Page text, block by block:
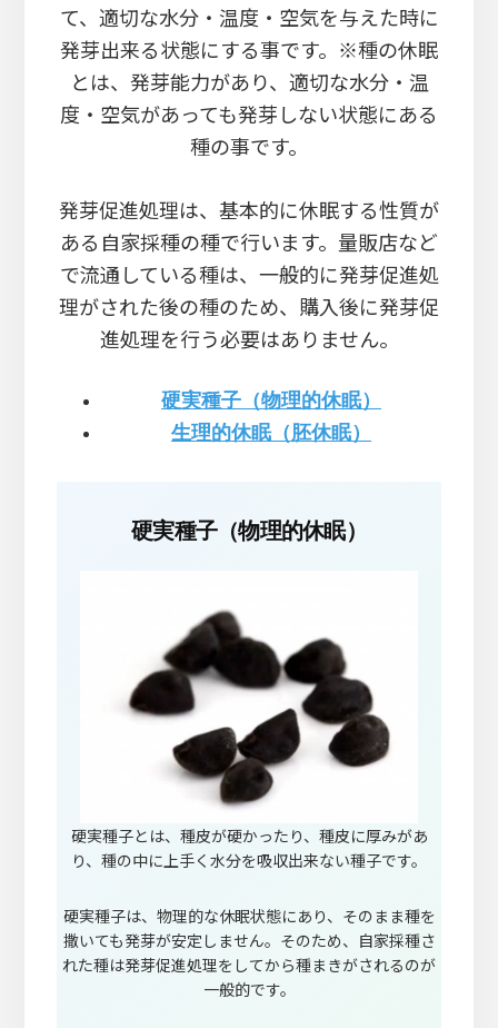
て、適切な水分・温度・空気を与えた時に
発芽出来る状態にする事です。※種の休眠
とは、発芽能力があり、適切な水分・温
度・空気があっても発芽しない状態にある
種の事です。
発芽促進処理は、基本的に休眠する性質が
ある自家採種の種で行います。量販店など
で流通している種は、一般的に発芽促進処
理がされた後の種のため、購入後に発芽促
進処理を行う必要はありません。
硬実種子（物理的休眠）
生理的休眠（胚休眠）
硬実種子（物理的休眠）
硬実種子とは、種皮が硬かったり、種皮に厚みがあ
り、種の中に上手く水分を吸収出来ない種子です。
硬実種子は、物理的な休眠状態にあり、そのまま種を
撒いても発芽が安定しません。そのため、自家採種さ
れた種は発芽促進処理をしてから種まきがされるのが
一般的です。